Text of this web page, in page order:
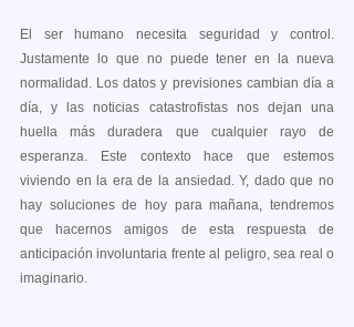
El ser humano necesita seguridad y control.
Justamente lo que no puede tener en la nueva
normalidad. Los datos y previsiones cambian día a
día, y las noticias catastrofistas nos dejan una
huella más duradera que cualquier rayo de
esperanza. Este contexto hace que estemos
viviendo en la era de la ansiedad. Y, dado que no
hay soluciones de hoy para mañana, tendremos
que hacernos amigos de esta respuesta de
anticipación involuntaria frente al peligro, sea real o
imaginario.